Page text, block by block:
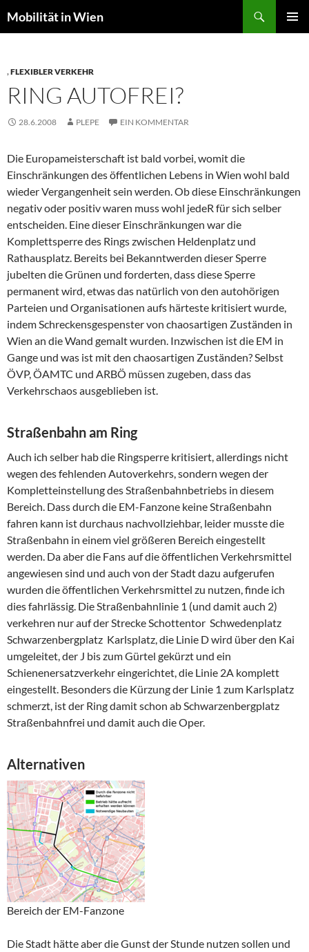
Mobilität in Wien
,FLEXIBLER VERKEHR
RING AUTOFREI?
28.6.2008 PLEPE EIN KOMMENTAR
Die Europameisterschaft ist bald vorbei, womit die
Einschränkungen des öffentlichen Lebens in Wien wohl bald
wieder Vergangenheit sein werden. Ob diese Einschränkungen
negativ oder positiv waren muss wohl jedeR für sich selber
entscheiden. Eine dieser Einschränkungen war die
Komplettsperre des Rings zwischen Heldenplatz und
Rathausplatz. Bereits bei Bekanntwerden dieser Sperre
jubelten die Grünen und forderten, dass diese Sperre
permanent wird, etwas das natürlich von den autohörigen
Parteien und Organisationen aufs härteste kritisiert wurde,
indem Schreckensgespenster von chaosartigen Zuständen in
Wien an die Wand gemalt wurden. Inzwischen ist die EM in
Gange und was ist mit den chaosartigen Zuständen? Selbst
ÖVP, ÖAMTC und ARBÖ müssen zugeben, dass das
Verkehrschaos ausgeblieben ist.
Straßenbahn am Ring
Auch ich selber hab die Ringsperre kritisiert, allerdings nicht
wegen des fehlenden Autoverkehrs, sondern wegen der
Kompletteinstellung des Straßenbahnbetriebs in diesem
Bereich. Dass durch die EM-Fanzone keine Straßenbahn
fahren kann ist durchaus nachvollziehbar, leider musste die
Straßenbahn in einem viel größeren Bereich eingestellt
werden. Da aber die Fans auf die öffentlichen Verkehrsmittel
angewiesen sind und auch von der Stadt dazu aufgerufen
wurden die öffentlichen Verkehrsmittel zu nutzen, finde ich
dies fahrlässig. Die Straßenbahnlinie 1 (und damit auch 2)
verkehren nur auf der Strecke Schottentor  Schwedenplatz 
Schwarzenbergplatz  Karlsplatz, die Linie D wird über den Kai
umgeleitet, der J bis zum Gürtel gekürzt und ein
Schienenersatzverkehr eingerichtet, die Linie 2A komplett
eingestellt. Besonders die Kürzung der Linie 1 zum Karlsplatz
schmerzt, ist der Ring damit schon ab Schwarzenbergplatz
Straßenbahnfrei und damit auch die Oper.
Alternativen
Bereich der EM-Fanzone
Die Stadt hätte aber die Gunst der Stunde nutzen sollen und